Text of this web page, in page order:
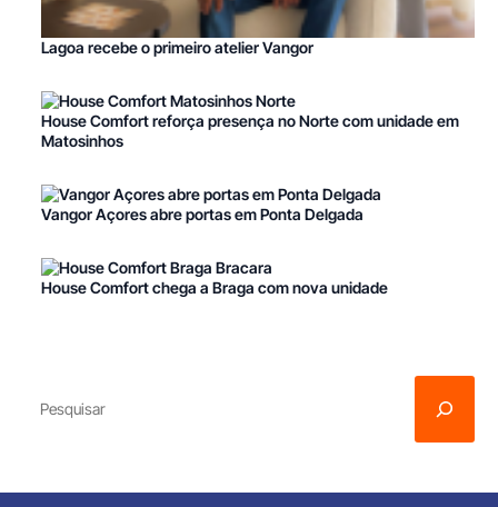
Lagoa recebe o primeiro atelier Vangor
House Comfort reforça presença no Norte com unidade em
Matosinhos
Vangor Açores abre portas em Ponta Delgada
House Comfort chega a Braga com nova unidade